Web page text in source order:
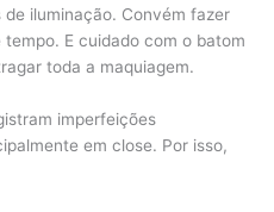
iluminação. Convém fazer
E cuidado com o batom
toda a maquiagem.
imperfeições
em close. Por isso,